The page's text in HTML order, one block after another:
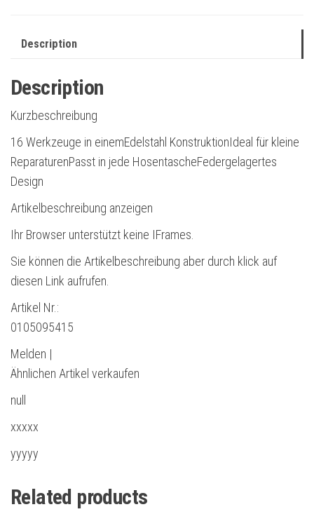
Description
Description
Kurzbeschreibung
16 Werkzeuge in einemEdelstahl KonstruktionIdeal für kleine
ReparaturenPasst in jede HosentascheFedergelagertes
Design
Artikelbeschreibung anzeigen
Ihr Browser unterstützt keine IFrames.
Sie können die Artikelbeschreibung aber durch klick auf
diesen Link aufrufen.
Artikel Nr.:
0105095415
Melden |
Ähnlichen Artikel verkaufen
null
xxxxx
yyyyy
Related products